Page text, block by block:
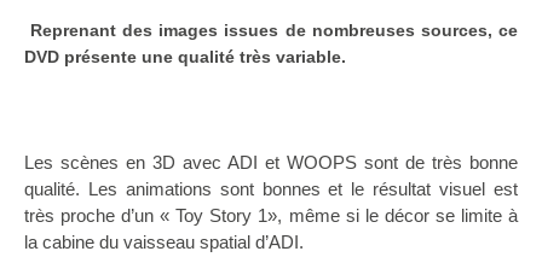
Reprenant des images issues de nombreuses sources, ce
DVD présente une qualité très variable.
Les scènes en 3D avec ADI et WOOPS sont de très bonne
qualité. Les animations sont bonnes et le résultat visuel est
très proche d’un « Toy Story 1», même si le décor se limite à
la cabine du vaisseau spatial d’ADI.